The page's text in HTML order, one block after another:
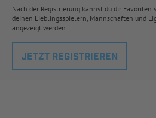
Nach der Registrierung kannst du dir Favoriten
deinen Lieblingsspielern, Mannschaften und
angezeigt werden.
JETZT REGISTRIEREN